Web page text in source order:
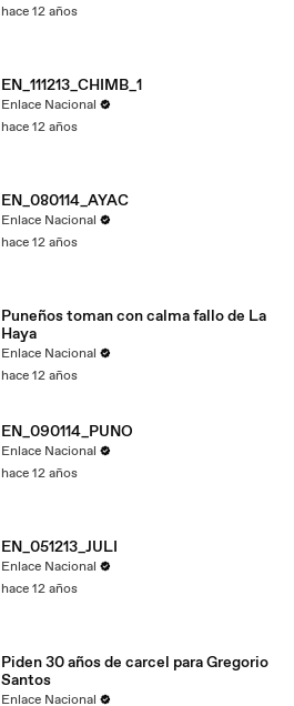
hace 12 años
EN_111213_CHIMB_1
Enlace Nacional
hace 12 años
EN_080114_AYAC
Enlace Nacional
hace 12 años
Puneños toman con calma fallo de La
Haya
Enlace Nacional
hace 12 años
EN_090114_PUNO
Enlace Nacional
hace 12 años
EN_051213_JULI
Enlace Nacional
hace 12 años
Piden 30 años de carcel para Gregorio
Santos
Enlace Nacional